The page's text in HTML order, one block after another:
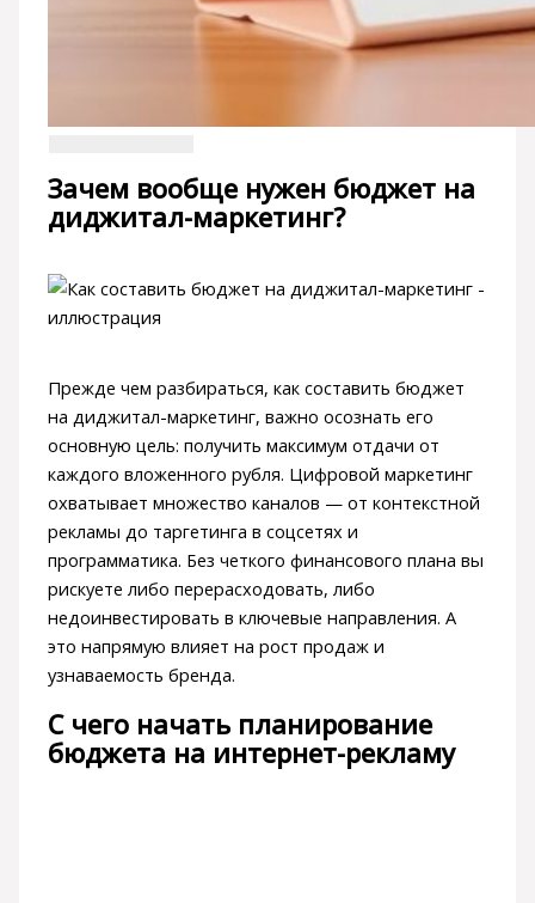
Зачем вообще нужен бюджет на
диджитал-маркетинг?
Прежде чем разбираться, как составить бюджет
на диджитал-маркетинг, важно осознать его
основную цель: получить максимум отдачи от
каждого вложенного рубля. Цифровой маркетинг
охватывает множество каналов — от контекстной
рекламы до таргетинга в соцсетях и
программатика. Без четкого финансового плана вы
рискуете либо перерасходовать, либо
недоинвестировать в ключевые направления. А
это напрямую влияет на рост продаж и
узнаваемость бренда.
С чего начать планирование
бюджета на интернет-рекламу